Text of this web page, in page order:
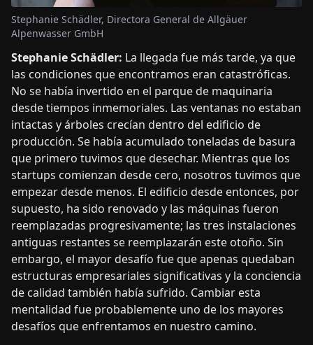
Stephanie Schädler, Directora General de Allgäuer
Alpenwasser GmbH
Stephanie Schädler: La llegada fue más tarde, ya que
las condiciones que encontramos eran catastróficas.
No se había invertido en el parque de maquinaria
desde tiempos inmemoriales. Las ventanas no estaban
intactas y árboles crecían dentro del edificio de
producción. Se había acumulado toneladas de basura
que primero tuvimos que desechar. Mientras que los
startups comienzan desde cero, nosotros tuvimos que
empezar desde menos. El edificio desde entonces, por
supuesto, ha sido renovado y las máquinas fueron
reemplazadas progresivamente; las tres instalaciones
antiguas restantes se reemplazarán este otoño. Sin
embargo, el mayor desafío fue que apenas quedaban
estructuras empresariales significativas y la conciencia
de calidad también había sufrido. Cambiar esta
mentalidad fue probablemente uno de los mayores
desafíos que enfrentamos en nuestro camino.